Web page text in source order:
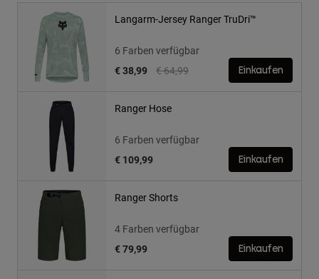
Langarm-Jersey Ranger TruDri™
6 Farben verfügbar
Price reduced from
€ 64,99to
€ 38,99 Einkaufen
Ranger Hose
6 Farben verfügbar
€ 109,99
Einkaufen
Ranger Shorts
4 Farben verfügbar
€ 79,99
Einkaufen